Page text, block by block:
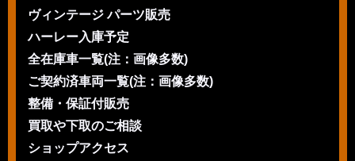
ヴィンテージ パーツ販売
ハーレー入庫予定
全在庫車一覧(注：画像多数)
ご契約済車両一覧(注：画像多数)
整備・保証付販売
買取や下取のご相談
ショップアクセス